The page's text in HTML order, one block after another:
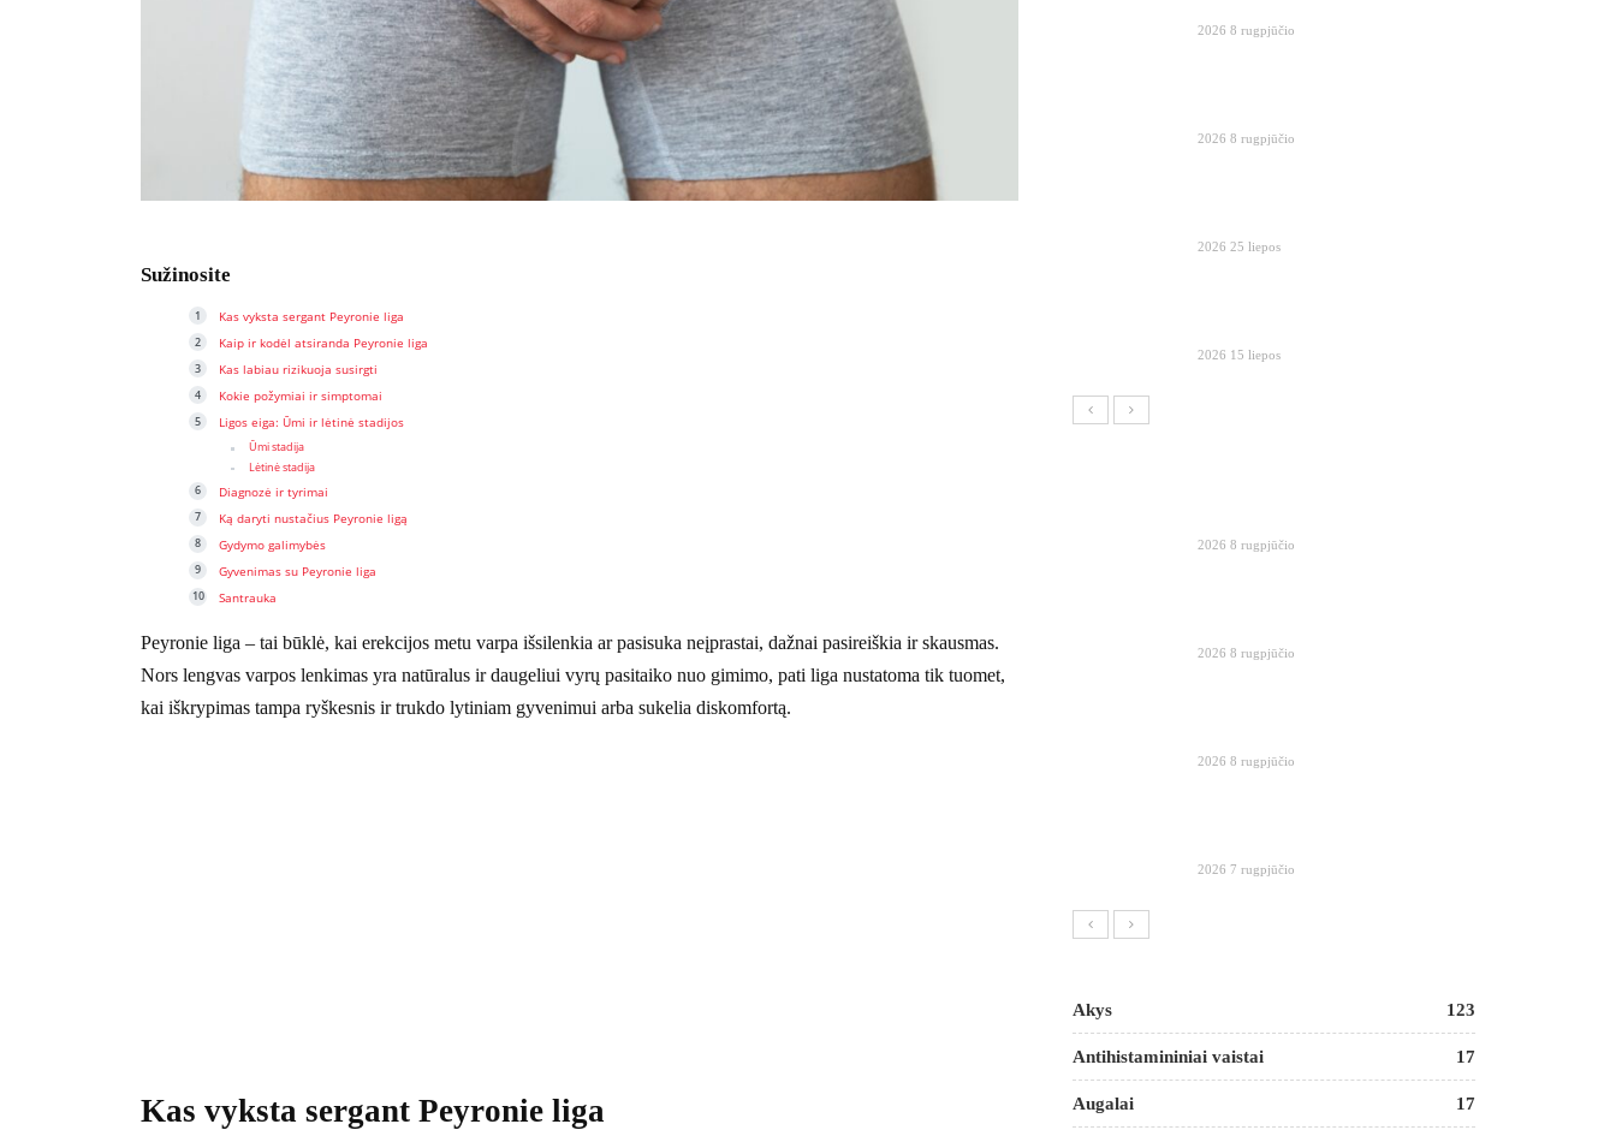
Sužinosite
Kas vyksta sergant Peyronie liga
Kaip ir kodėl atsiranda Peyronie liga
Kas labiau rizikuoja susirgti
Kokie požymiai ir simptomai
Ligos eiga: Ūmi ir lėtinė stadijos
Ūmi stadija
Lėtinė stadija
Diagnozė ir tyrimai
Ką daryti nustačius Peyronie ligą
Gydymo galimybės
Gyvenimas su Peyronie liga
Santrauka
Peyronie liga – tai būklė, kai erekcijos metu varpa išsilenkia ar pasisuka neįprastai, dažnai pasireiškia ir skausmas.
Nors lengvas varpos lenkimas yra natūralus ir daugeliui vyrų pasitaiko nuo gimimo, pati liga nustatoma tik tuomet,
kai iškrypimas tampa ryškesnis ir trukdo lytiniam gyvenimui arba sukelia diskomfortą.
Kas vyksta sergant Peyronie liga
2026 8 rugpjūčio
2026 8 rugpjūčio
2026 25 liepos
2026 15 liepos
2026 8 rugpjūčio
2026 8 rugpjūčio
2026 8 rugpjūčio
2026 7 rugpjūčio
Akys 123
Antihistamininiai vaistai 17
Augalai 17